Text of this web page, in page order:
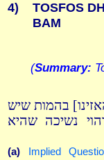
4)
TOSFOS
BAM
(Summary:
בהמות שיש
נשיכה שהיא
(a) Implied